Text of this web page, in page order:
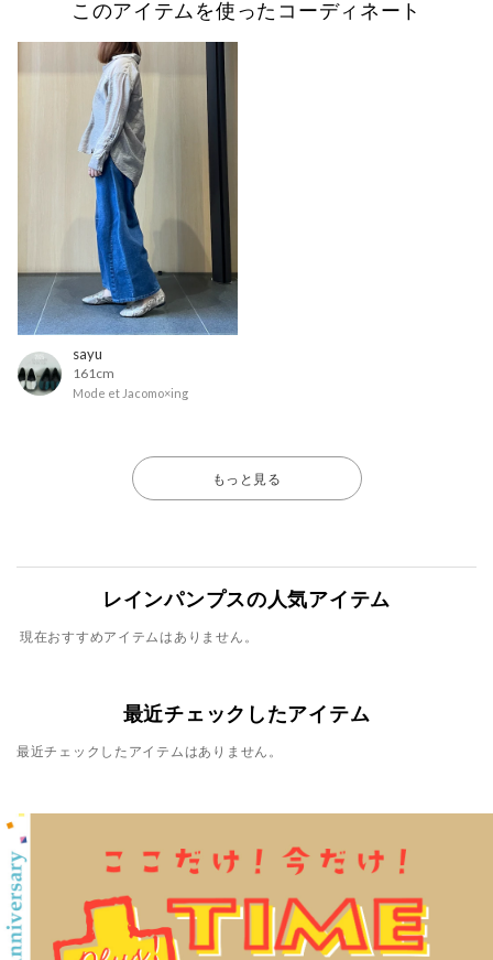
このアイテムを使ったコーディネート
sayu
161cm
Mode et Jacomo×ing
もっと見る
レインパンプスの人気アイテム
現在おすすめアイテムはありません。
最近チェックしたアイテム
最近チェックしたアイテムはありません。